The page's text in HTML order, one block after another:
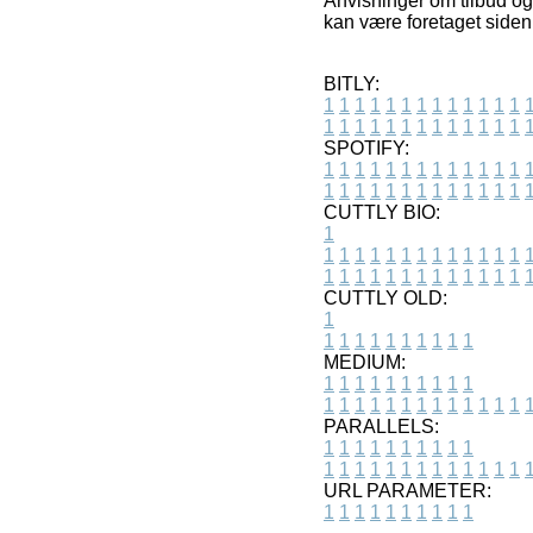
kan være foretaget
BITLY:
1 1 1 1 1 1 1 1 1 1 1 1 1 1
1 1 1 1 1 1 1 1 1 1 1 1 1 1
SPOTIFY:
1 1 1 1 1 1 1 1 1 1 1 1 1 1
1 1 1 1 1 1 1 1 1 1 1 1 1 1
CUTTLY BIO:
1
1 1 1 1 1 1 1 1 1 1 1 1 1 1
1 1 1 1 1 1 1 1 1 1 1 1 1 1
CUTTLY OLD:
1
1 1 1 1 1 1 1 1 1 1
MEDIUM:
1 1 1 1 1 1 1 1 1 1
1 1 1 1 1 1 1 1 1 1 1 1 1 1
PARALLELS:
1 1 1 1 1 1 1 1 1 1
1 1 1 1 1 1 1 1 1 1 1 1 1 1
URL PARAMETER:
1 1 1 1 1 1 1 1 1 1